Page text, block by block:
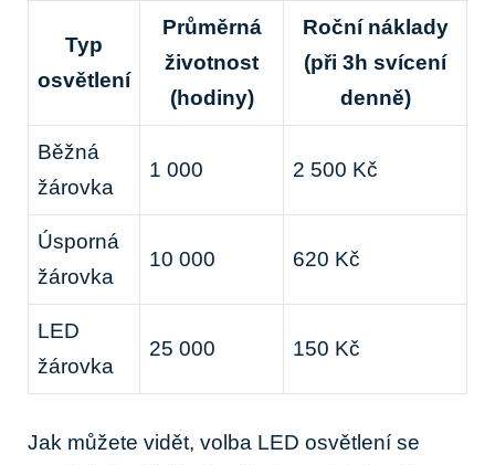
Typ
osvětlení
Průměrná
životnost
⁢(hodiny)
Roční náklady
(při 3h svícení
denně)
Běžná⁤
žárovka
1 000 2 500 Kč
Úsporná
žárovka
10 000 620 Kč
LED‍
žárovka
25 000 150 Kč
Jak můžete ‌vidět, volba⁤ LED osvětlení se